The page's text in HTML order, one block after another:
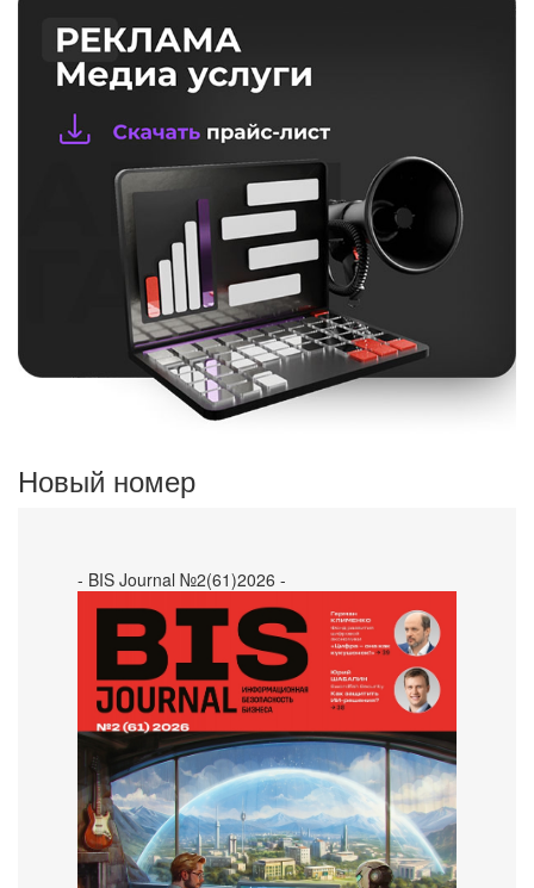
Новый номер
- BIS Journal №2(61)2026 -